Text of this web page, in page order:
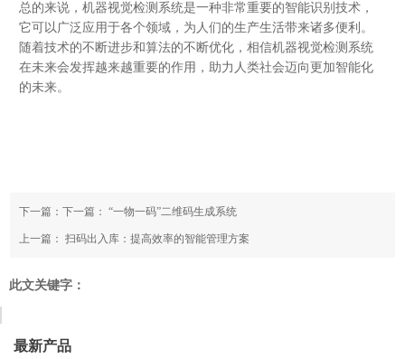
总的来说，机器视觉检测系统是一种非常重要的智能识别技术，
它可以广泛应用于各个领域，为人们的生产生活带来诸多便利。
随着技术的不断进步和算法的不断优化，相信机器视觉检测系统
在未来会发挥越来越重要的作用，助力人类社会迈向更加智能化
的未来。
下一篇：下一篇：“一物一码”二维码生成系统
上一篇：扫码出入库：提高效率的智能管理方案
此文关键字：
最新产品